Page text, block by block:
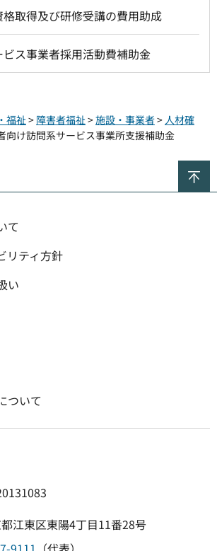
取得及び研修受講の費用助成
ス事業者採用活動費補助金
福祉> 障害者福祉 >施設・事業者> 人材確
向け訪問系サービス事業所支援補助金
て
リティ方針
い
ついて
江東区東陽4丁目11番28号